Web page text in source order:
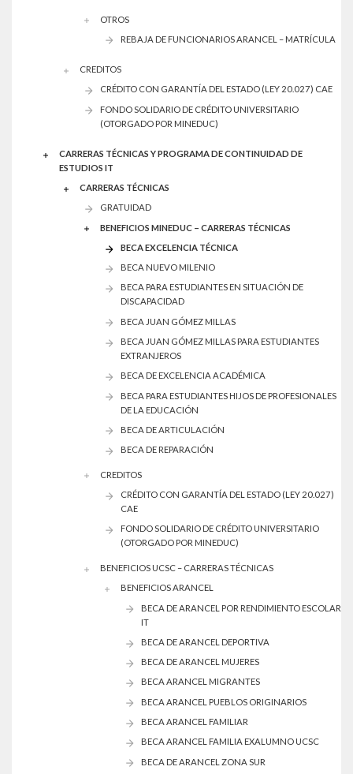
OTROS
REBAJA DE FUNCIONARIOS ARANCEL – MATRÍCULA
CREDITOS
CRÉDITO CON GARANTÍA DEL ESTADO (LEY 20.027) CAE
FONDO SOLIDARIO DE CRÉDITO UNIVERSITARIO
(OTORGADO POR MINEDUC)
CARRERAS TÉCNICAS Y PROGRAMA DE CONTINUIDAD DE
ESTUDIOS IT
CARRERAS TÉCNICAS
GRATUIDAD
BENEFICIOS MINEDUC – CARRERAS TÉCNICAS
BECA EXCELENCIA TÉCNICA
BECA NUEVO MILENIO
BECA PARA ESTUDIANTES EN SITUACIÓN DE
DISCAPACIDAD
BECA JUAN GÓMEZ MILLAS
BECA JUAN GÓMEZ MILLAS PARA ESTUDIANTES
EXTRANJEROS
BECA DE EXCELENCIA ACADÉMICA
BECA PARA ESTUDIANTES HIJOS DE PROFESIONALES
DE LA EDUCACIÓN
BECA DE ARTICULACIÓN
BECA DE REPARACIÓN
CREDITOS
CRÉDITO CON GARANTÍA DEL ESTADO (LEY 20.027)
CAE
FONDO SOLIDARIO DE CRÉDITO UNIVERSITARIO
(OTORGADO POR MINEDUC)
BENEFICIOS UCSC – CARRERAS TÉCNICAS
BENEFICIOS ARANCEL
BECA DE ARANCEL POR RENDIMIENTO ESCOLAR
IT
BECA DE ARANCEL DEPORTIVA
BECA DE ARANCEL MUJERES
BECA ARANCEL MIGRANTES
BECA ARANCEL PUEBLOS ORIGINARIOS
BECA ARANCEL FAMILIAR
BECA ARANCEL FAMILIA EXALUMNO UCSC
BECA DE ARANCEL ZONA SUR